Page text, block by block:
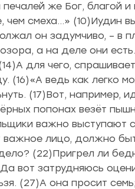
же Бог, благой
смеха…» (10)Иудин
он задумчиво, – в
а на деле они
для чего,
(16)«А ведь как легко
(17)Вот, например,
попонах везёт
важно
важное лицо, должно
(22)Пригрел ли
вот затрудняюсь
(27)А она просит